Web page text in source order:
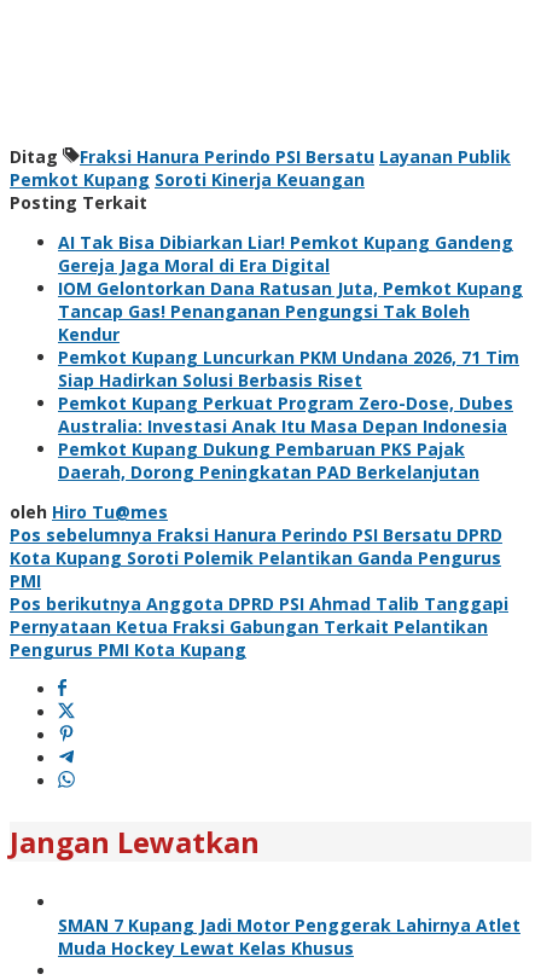
Ditag Fraksi Hanura Perindo PSI Bersatu Layanan Publik
Pemkot Kupang Soroti Kinerja Keuangan
Posting Terkait
AI Tak Bisa Dibiarkan Liar! Pemkot Kupang Gandeng
Gereja Jaga Moral di Era Digital
IOM Gelontorkan Dana Ratusan Juta, Pemkot Kupang
Tancap Gas! Penanganan Pengungsi Tak Boleh
Kendur
Pemkot Kupang Luncurkan PKM Undana 2026, 71 Tim
Siap Hadirkan Solusi Berbasis Riset
Pemkot Kupang Perkuat Program Zero-Dose, Dubes
Australia: Investasi Anak Itu Masa Depan Indonesia
Pemkot Kupang Dukung Pembaruan PKS Pajak
Daerah, Dorong Peningkatan PAD Berkelanjutan
oleh Hiro Tu@mes
Navigasi
pos
Pos sebelumnya Fraksi Hanura Perindo PSI Bersatu DPRD
Kota Kupang Soroti Polemik Pelantikan Ganda Pengurus
PMI
Pos berikutnya Anggota DPRD PSI Ahmad Talib Tanggapi
Pernyataan Ketua Fraksi Gabungan Terkait Pelantikan
Pengurus PMI Kota Kupang
Jangan Lewatkan
SMAN 7 Kupang Jadi Motor Penggerak Lahirnya Atlet
Muda Hockey Lewat Kelas Khusus